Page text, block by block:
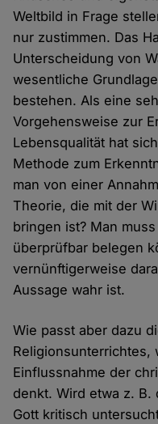
Weltbild in Frage
nur zustimmen. Das
Unterscheidung von
wesentliche
bestehen. Als eine
Vorgehensweise zur
Lebensqualität hat
Methode zum
man von einer
Theorie, die mit der
bringen ist? Man
überprüfbar belegen
vernünftigerweise
Aussage wahr ist.
Wie passt aber dazu
Religionsunterrichtes,
Einflussnahme der
denkt. Wird etwa z. B.
Gott kritisch